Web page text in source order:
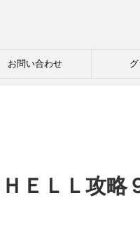
お問い合わせ
ＥＬＬ攻略